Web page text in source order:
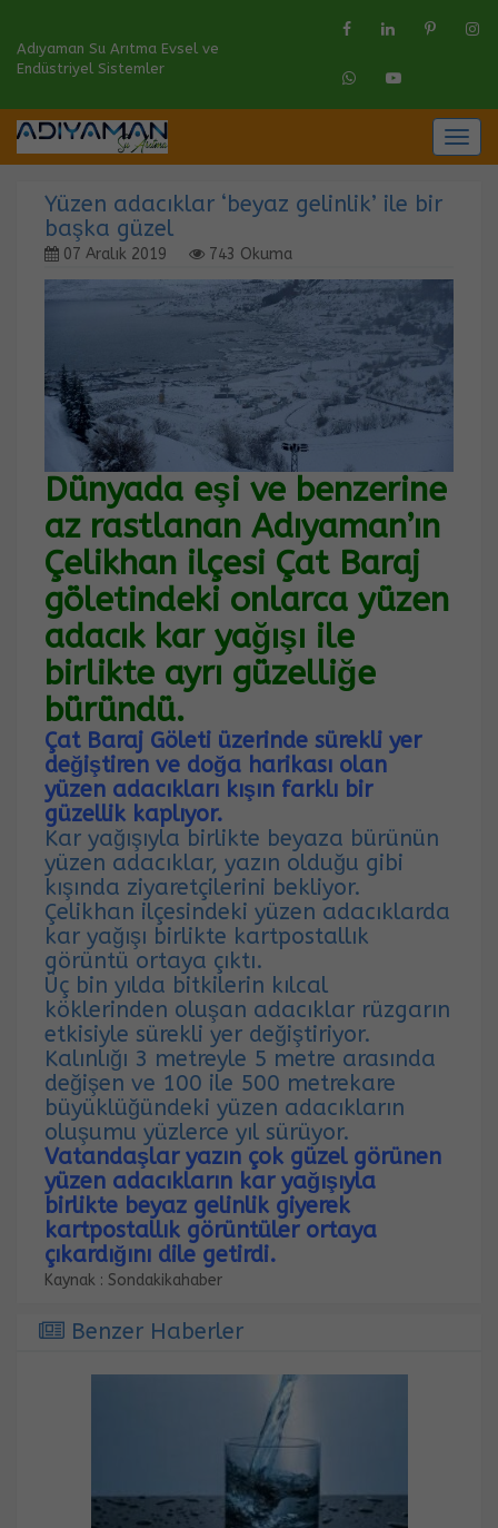
Adıyaman Su Arıtma Evsel ve
Endüstriyel Sistemler
Yüzen adacıklar ‘beyaz gelinlik’ ile bir
başka güzel
07 Aralık 2019 743 Okuma
Dünyada eşi ve benzerine
az rastlanan Adıyaman’ın
Çelikhan ilçesi Çat Baraj
göletindeki onlarca yüzen
adacık kar yağışı ile
birlikte ayrı güzelliğe
büründü.
Çat Baraj Göleti üzerinde sürekli yer
değiştiren ve doğa harikası olan
yüzen adacıkları kışın farklı bir
güzellik kaplıyor.
Kar yağışıyla birlikte beyaza bürünün
yüzen adacıklar, yazın olduğu gibi
kışında ziyaretçilerini bekliyor.
Çelikhan ilçesindeki yüzen adacıklarda
kar yağışı birlikte kartpostallık
görüntü ortaya çıktı.
Üç bin yılda bitkilerin kılcal
köklerinden oluşan adacıklar rüzgarın
etkisiyle sürekli yer değiştiriyor.
Kalınlığı 3 metreyle 5 metre arasında
değişen ve 100 ile 500 metrekare
büyüklüğündeki yüzen adacıkların
oluşumu yüzlerce yıl sürüyor.
Vatandaşlar yazın çok güzel görünen
yüzen adacıkların kar yağışıyla
birlikte beyaz gelinlik giyerek
kartpostallık görüntüler ortaya
çıkardığını dile getirdi.
Kaynak : Sondakikahaber
Benzer Haberler